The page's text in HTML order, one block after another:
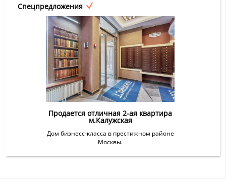
Спецпредложения
Продается отличная 2-ая квартира
м.Калужская
Дом бизнесс-класса в престижном районе
Москвы.